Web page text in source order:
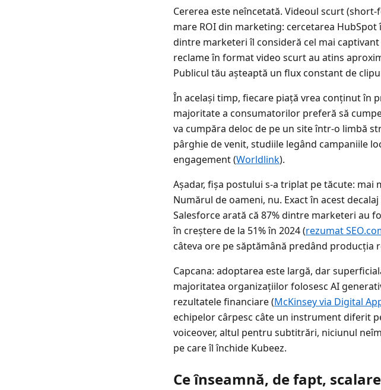
Cererea este neîncetată. Videoul scurt
mare ROI din marketing: cercetarea
dintre marketeri îl consideră cel mai
reclame în format video scurt au atins
Publicul tău așteaptă un flux constant de
În același timp, fiecare piață vrea conținut în
majoritate a consumatorilor preferă să
va cumpăra deloc de pe un site într-o limbă
pârghie de venit, studiile legând campaniile
engagement (Worldlink).
Așadar, fișa postului s-a triplat pe tăcute:
Numărul de oameni, nu. Exact în acest
Salesforce arată că 87% dintre marketeri au
în creștere de la 51% în 2024 (rezumat
câteva ore pe săptămână predând producția
Capcana: adoptarea este largă, dar
majoritatea organizațiilor folosesc AI
rezultatele financiare (McKinsey via Digital
echipelor cârpesc câte un instrument diferit
voiceover, altul pentru subtitrări, niciunul
pe care îl închide Kubeez.
Ce înseamnă, de fapt,